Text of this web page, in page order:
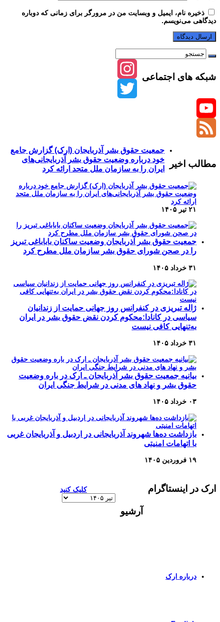
ذخیره نام، ایمیل و وبسایت من در مرورگر برای زمانی که دوباره
دیدگاهی می‌نویسم.
شبکه های اجتماعی
Instagram
Twitter
YouTube
مطالب اخیر
جمعیت حقوق بشر آذربایجان (ارک) گزارش جامع
خود درباره وضعیت حقوق بشر آذربایجانی‌های
ایران را به سازمان ملل متحد ارائه کرد
۲۱ تیر ۱۴۰۵
جمعیت حقوق بشر آذربایجان وضعیت ساکنان باباباغی تبریز
را در صحن شورای حقوق بشر سازمان ملل مطرح کرد
۳۱ خرداد ۱۴۰۵
ژاله تبریزی در کنفرانس روز جهانی حمایت از زندانیان
سیاسی در کانادا:محکوم کردن نقض حقوق بشر در ایران
به‌تنهایی کافی نیست
۳۱ خرداد ۱۴۰۵
بیانیه جمعیت حقوق بشر آذربایجان ـ ارک در باره وضعیت
حقوق بشر و نهاد های مدنی در شرایط جنگی ایران
۰۳ خرداد ۱۴۰۵
بازداشت ده‌ها شهروند آذربایجانی در اردبیل و آذربایجان غربی
با اتهامات امنیتی
۱۹ فروردین ۱۴۰۵
ارک در اینستاگرام کلیک کنید
آرشیو
آرشیو
درباره ارک